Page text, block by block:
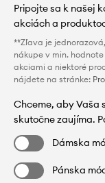
Pripojte sa k našej
akciách a
**Zľava je
nákupe v min.
akciami a niektoré
nájdete na stránke:
Chceme, aby Vaša
skutočne zaujíma.
Dámska
Pánska